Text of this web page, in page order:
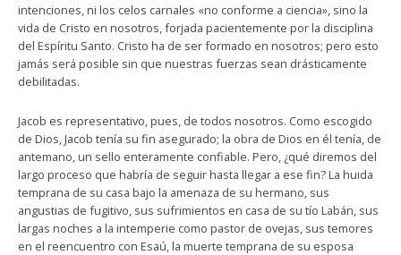
intenciones, ni los celos carnales «no conforme a ciencia», sino la
vida de Cristo en nosotros, forjada pacientemente por la disciplina
del Espíritu Santo. Cristo ha de ser formado en nosotros; pero esto
jamás será posible sin que nuestras fuerzas sean drásticamente
debilitadas.
Jacob es representativo, pues, de todos nosotros. Como escogido
de Dios, Jacob tenía su fin asegurado; la obra de Dios en él tenía, de
antemano, un sello enteramente confiable. Pero, ¿qué diremos del
largo proceso que habría de seguir hasta llegar a ese fin? La huida
temprana de su casa bajo la amenaza de su hermano, sus
angustias de fugitivo, sus sufrimientos en casa de su tío Labán, sus
largas noches a la intemperie como pastor de ovejas, sus temores
en el reencuentro con Esaú, la muerte temprana de su esposa